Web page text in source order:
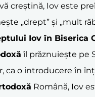
creștină, Iov este
„drept” și „mult
Iov în Biserica
îl prăznuiește pe
ca o introducere în
Română, Iov